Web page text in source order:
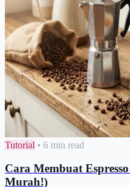
Tutorial • 6 min read
Cara Membuat
Murah!)